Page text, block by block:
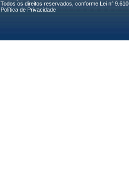
Todos os direitos reservados, conforme Lei n° 9.610
Política de Privacidade